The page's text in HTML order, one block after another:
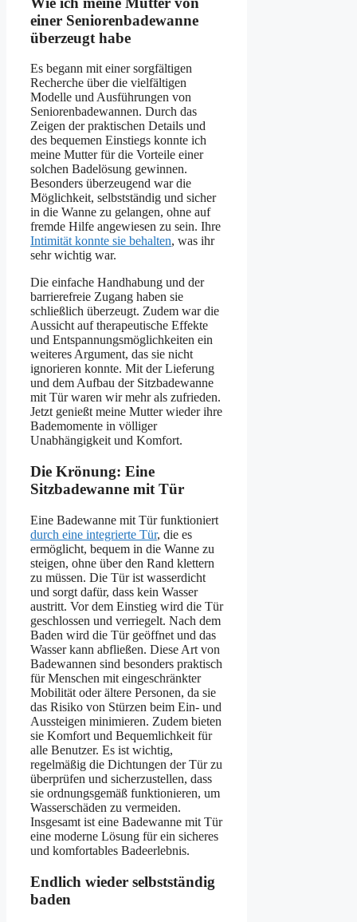
einer Seniorenbadewanne
überzeugt habe
Es begann mit einer sorgfältigen
Recherche über die vielfältigen
Modelle und Ausführungen von
Seniorenbadewannen. Durch das
Zeigen der praktischen Details und
des bequemen Einstiegs konnte ich
meine Mutter für die Vorteile einer
solchen Badelösung gewinnen.
Besonders überzeugend war die
Möglichkeit, selbstständig und sicher
in die Wanne zu gelangen, ohne auf
fremde Hilfe angewiesen zu sein. Ihre
Intimität konnte sie behalten, was ihr
sehr wichtig war.
Die einfache Handhabung und der
barrierefreie Zugang haben sie
schließlich überzeugt. Zudem war die
Aussicht auf therapeutische Effekte
und Entspannungsmöglichkeiten ein
weiteres Argument, das sie nicht
ignorieren konnte. Mit der Lieferung
und dem Aufbau der Sitzbadewanne
mit Tür waren wir mehr als zufrieden.
Jetzt genießt meine Mutter wieder ihre
Bademomente in völliger
Unabhängigkeit und Komfort.
Die Krönung: Eine
Sitzbadewanne mit Tür
Eine Badewanne mit Tür funktioniert
durch eine integrierte Tür, die es
ermöglicht, bequem in die Wanne zu
steigen, ohne über den Rand klettern
zu müssen. Die Tür ist wasserdicht
und sorgt dafür, dass kein Wasser
austritt. Vor dem Einstieg wird die Tür
geschlossen und verriegelt. Nach dem
Baden wird die Tür geöffnet und das
Wasser kann abfließen. Diese Art von
Badewannen sind besonders praktisch
für Menschen mit eingeschränkter
Mobilität oder ältere Personen, da sie
das Risiko von Stürzen beim Ein- und
Aussteigen minimieren. Zudem bieten
sie Komfort und Bequemlichkeit für
alle Benutzer. Es ist wichtig,
regelmäßig die Dichtungen der Tür zu
überprüfen und sicherzustellen, dass
sie ordnungsgemäß funktionieren, um
Wasserschäden zu vermeiden.
Insgesamt ist eine Badewanne mit Tür
eine moderne Lösung für ein sicheres
und komfortables Badeerlebnis.
Endlich wieder selbstständig
baden